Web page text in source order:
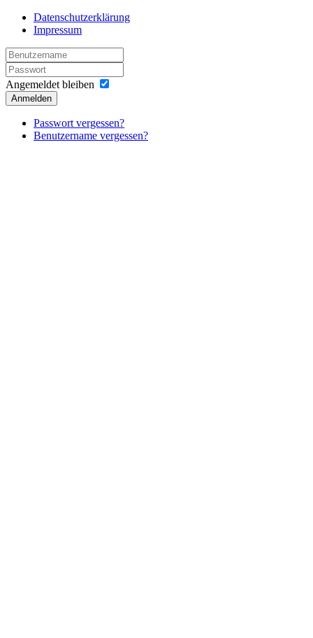
Datenschutzerklärung
Impressum
Angemeldet bleiben
Anmelden
Passwort vergessen?
Benutzername vergessen?